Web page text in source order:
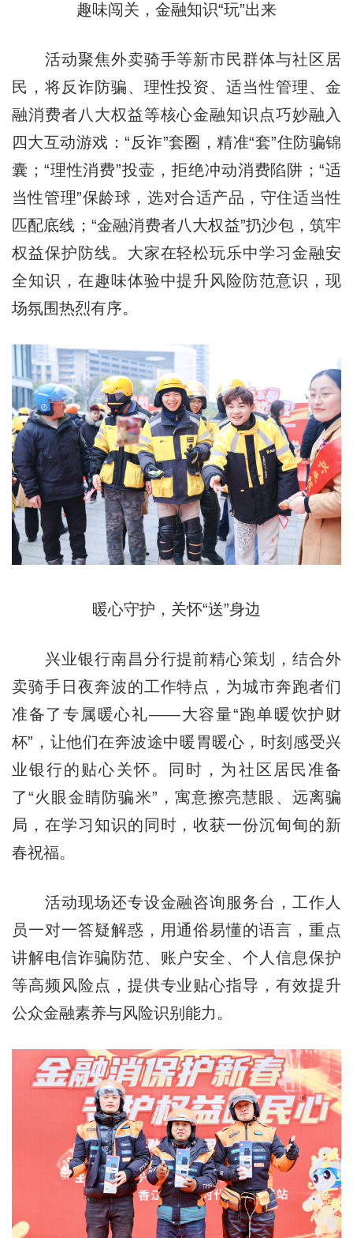
趣味闯关，金融知识“玩”出来
活动聚焦外卖骑手等新市民群体与社区居
民，将反诈防骗、理性投资、适当性管理、金
融消费者八大权益等核心金融知识点巧妙融入
四大互动游戏：“反诈”套圈，精准“套”住防骗锦
囊；“理性消费”投壶，拒绝冲动消费陷阱；“适
当性管理”保龄球，选对合适产品，守住适当性
匹配底线；“金融消费者八大权益”扔沙包，筑牢
权益保护防线。大家在轻松玩乐中学习金融安
全知识，在趣味体验中提升风险防范意识，现
场氛围热烈有序。
暖心守护，关怀“送”身边
兴业银行南昌分行提前精心策划，结合外
卖骑手日夜奔波的工作特点，为城市奔跑者们
准备了专属暖心礼——大容量“跑单暖饮护财
杯”，让他们在奔波途中暖胃暖心，时刻感受兴
业银行的贴心关怀。同时，为社区居民准备
了“火眼金睛防骗米”，寓意擦亮慧眼、远离骗
局，在学习知识的同时，收获一份沉甸甸的新
春祝福。
活动现场还专设金融咨询服务台，工作人
员一对一答疑解惑，用通俗易懂的语言，重点
讲解电信诈骗防范、账户安全、个人信息保护
等高频风险点，提供专业贴心指导，有效提升
公众金融素养与风险识别能力。